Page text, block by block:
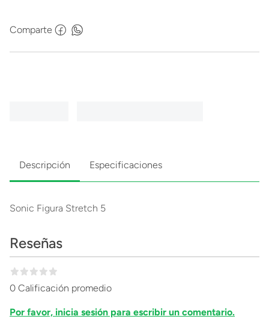
Comparte
Descripción Especificaciones
Sonic Figura Stretch 5
Reseñas
0 Calificación promedio
Por favor, inicia sesión para escribir un comentario.